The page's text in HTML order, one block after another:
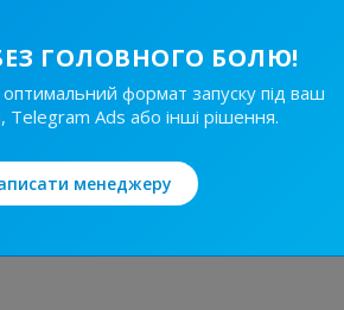
ГОЛОВНОГО БОЛЮ!
формат запуску під ваш
Telegram Ads або інші рішення.
менеджеру